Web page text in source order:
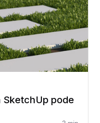
SketchUp pode